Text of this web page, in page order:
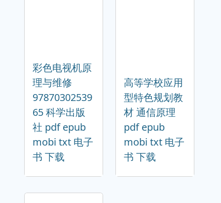
彩色电视机原
理与维修
97870302539
65 科学出版
社 pdf epub
mobi txt 电子
书 下载
高等学校应用
型特色规划教
材 通信原理
pdf epub
mobi txt 电子
书 下载